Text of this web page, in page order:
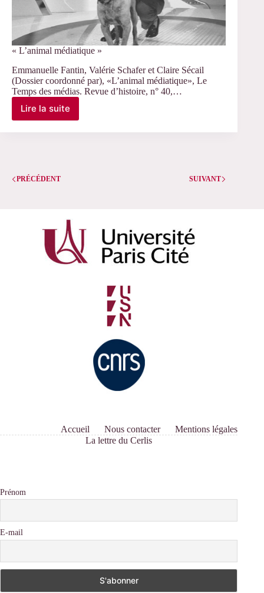
« L’animal médiatique »
Emmanuelle Fantin, Valérie Schafer et Claire Sécail
(Dossier coordonné par), «L’animal médiatique», Le
Temps des médias. Revue d’histoire, n° 40,…
Lire la suite
« L’animal
PRÉCÉDENT SUIVANT
Accueil Nous contacter
Mentions légales
La lettre du Cerlis
Prénom
E-mail